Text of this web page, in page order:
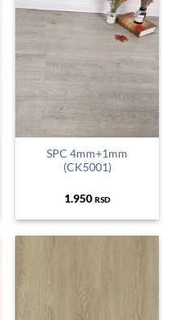
SPC 4mm+1mm
(CK5001)
1.950 RSD